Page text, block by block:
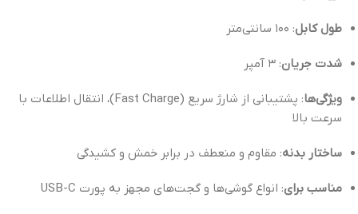
طول کابل: ۱۰۰ سانتی‌متر
شدت جریان: ۳ آمپر
ویژگی‌ها
: پشتیبانی از شارژ سریع (Fast Charge)، انتقال اطلاعات با
سرعت بالا
ساختار بدنه: مقاوم و منعطف در برابر خمش و کشیدگی
مناسب برای: انواع گوشی‌ها و گجت‌های مجهز به پورت USB-C